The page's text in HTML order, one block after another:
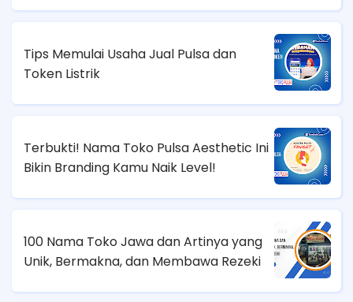
Tips Memulai Usaha Jual Pulsa dan
Token Listrik
Terbukti! Nama Toko Pulsa Aesthetic Ini
Bikin Branding Kamu Naik Level!
100 Nama Toko Jawa dan Artinya yang
Unik, Bermakna, dan Membawa Rezeki